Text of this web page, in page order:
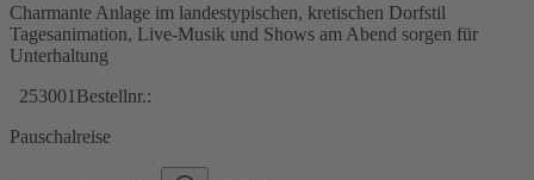
Charmante Anlage im landestypischen, kretischen Dorfstil
Tagesanimation, Live-Musik und Shows am Abend sorgen für
Unterhaltung
253001 Bestellnr.:
Pauschalreise